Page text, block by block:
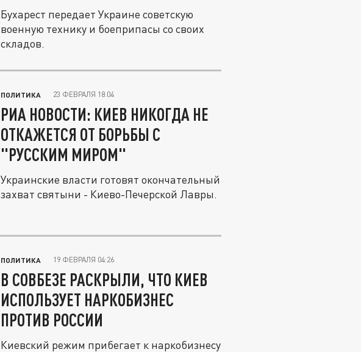
Бухарест передает Украине советскую
военную технику и боеприпасы со своих
складов.
ПОЛИТИКА 23 ФЕВРАЛЯ 18:04
РИА НОВОСТИ: КИЕВ НИКОГДА НЕ
ОТКАЖЕТСЯ ОТ БОРЬБЫ С
"РУССКИМ МИРОМ"
Украинские власти готовят окончательный
захват святыни - Киево-Печерской Лавры.
ПОЛИТИКА 19 ФЕВРАЛЯ 04:26
В СОВБЕЗЕ РАСКРЫЛИ, ЧТО КИЕВ
ИСПОЛЬЗУЕТ НАРКОБИЗНЕС
ПРОТИВ РОССИИ
Киевский режим прибегает к наркобизнесу